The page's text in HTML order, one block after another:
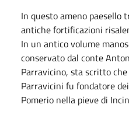
In questo ameno paesello
antiche fortificazioni
In un antico volume
conservato dal conte
Parravicino, sta scritto
Parravicini fu fondatore
Pomerio nella pieve di